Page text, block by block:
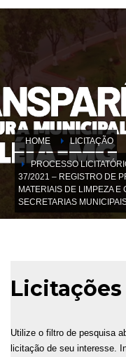
HOME LICITAÇÃO
PROCESSO
37/2021 – REGISTRO DE
MATERIAIS DE LIMPEZA E
SECRETARIAS
Licitações
Utilize o filtro de pesquisa
licitação de seu interesse.